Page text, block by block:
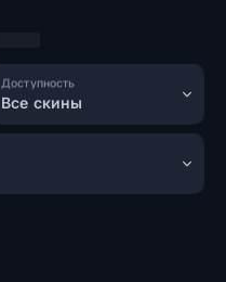
Все скины
Доступность